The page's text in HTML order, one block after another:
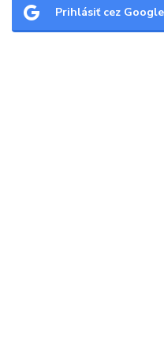
Prihlásiť cez Google